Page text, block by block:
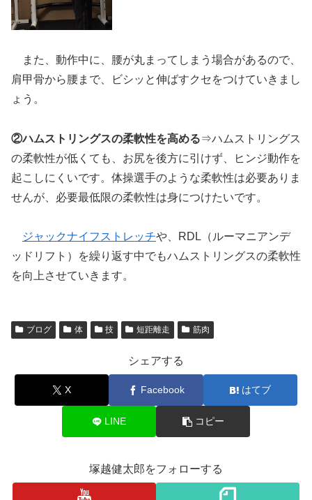
また、動作中に、腰が丸まってしまう場合があるので、
肩甲骨から腰まで、ビシッと伸ばすクセをつけていきまし
ょう。
②ハムストリングスの柔軟性を高める⇒ハムストリングス
の柔軟性が低くても、お尻を後方に引けず、ヒンジ動作を
起こしにくいです。体操選手のような柔軟性は必要ありま
せんが、必要最低限の柔軟性は身につけたいです。
ジャックナイフストレッチや、RDL（ルーマニアンデ
ッドリフト）を繰り返す中でもハムストリングスの柔軟性
を向上させていきます。
ブログ 体 技 短距離走 筋肉
シェアする
X Facebook はてブ
LINE コピー
塚越健太郎をフォローする